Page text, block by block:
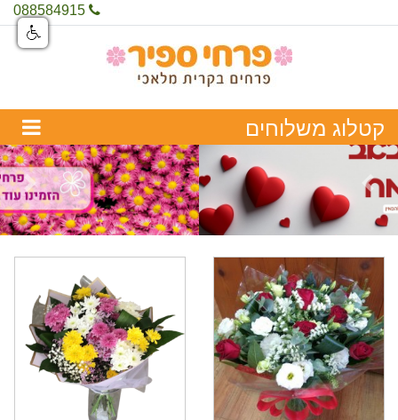
Previous
Next